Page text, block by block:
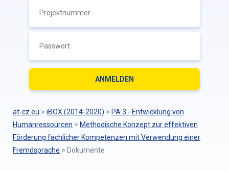
at-cz.eu > iBOX (2014-2020) > PA 3 - Entwicklung von
Humanressourcen > Methodische Konzept zur effektiven
Förderung fachlicher Kompetenzen mit Verwendung einer
Fremdsprache > Dokumente